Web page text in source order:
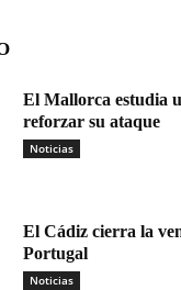
El Mallorca estudia
reforzar su ataque
Noticias
El Cádiz cierra la
Portugal
Noticias